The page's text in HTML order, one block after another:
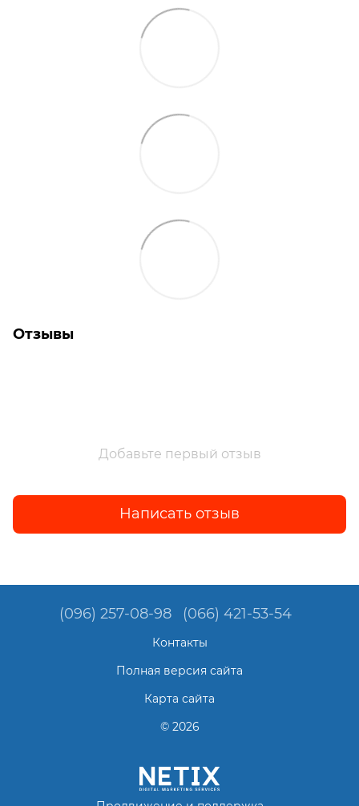
Отзывы
Добавьте первый отзыв
Написать отзыв
(096) 257-08-98 (066) 421-53-54
Контакты
Полная версия сайта
Карта сайта
© 2026